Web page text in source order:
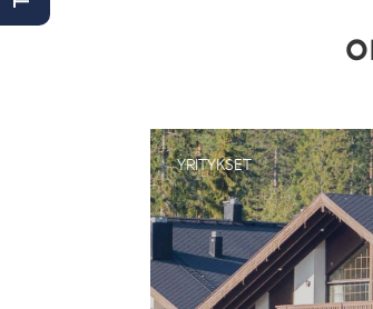
YRITYKSET